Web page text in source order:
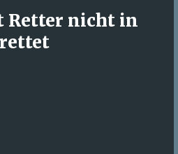
Retter nicht in